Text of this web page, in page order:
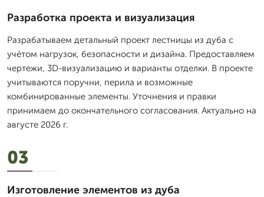
Разработка проекта и визуализация
Разрабатываем детальный проект лестницы из дуба с
учётом нагрузок, безопасности и дизайна. Предоставляем
чертежи, 3D-визуализацию и варианты отделки. В проекте
учитываются поручни, перила и возможные
комбинированные элементы. Уточнения и правки
принимаем до окончательного согласования. Актуально на
августе 2026 г.
03
Изготовление элементов из дуба